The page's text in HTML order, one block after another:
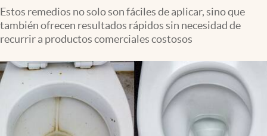
Infotechnology
Clase
Clima
Mundial 2026
Eventos Corporativos
Estos remedios no solo son fáciles de aplicar, sino que
también ofrecen resultados rápidos sin necesidad de
recurrir a productos comerciales costosos